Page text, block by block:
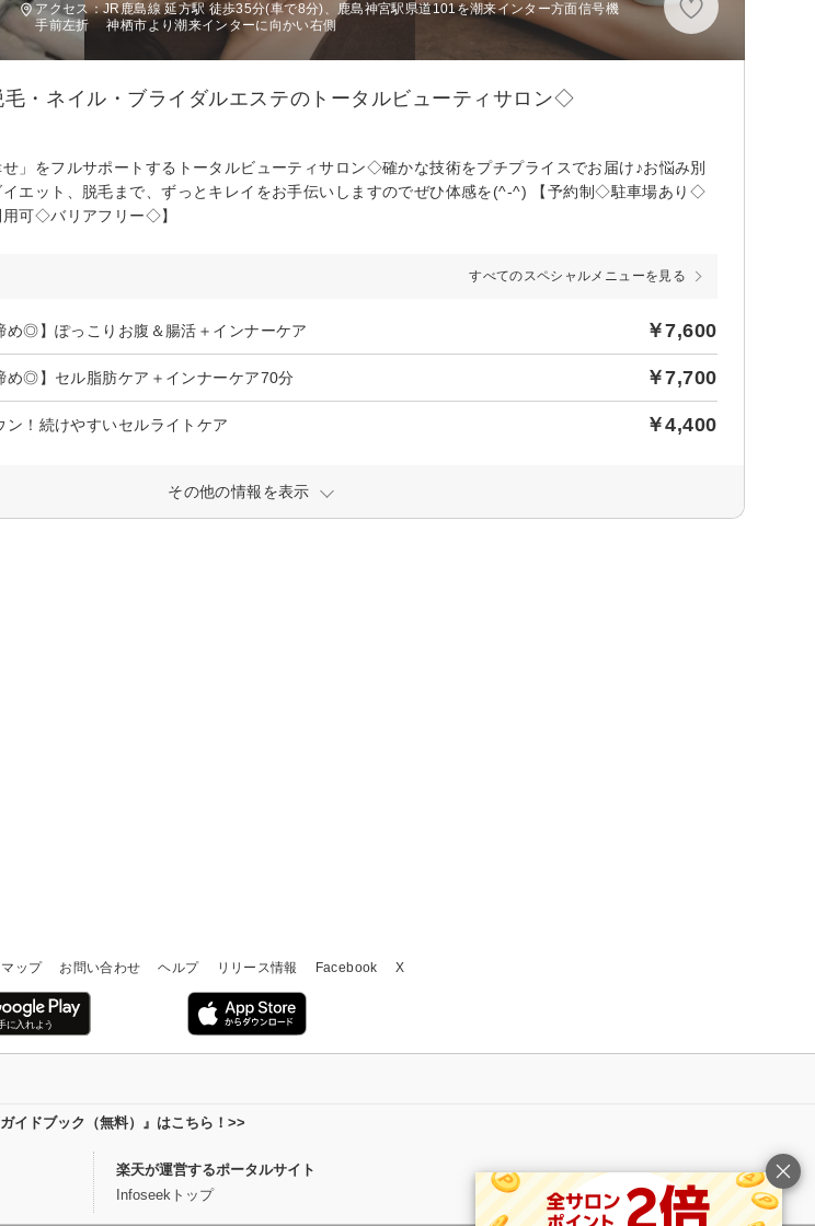
アクセス：JR鹿島線 延方駅 徒歩35分(車で8分)、鹿島神宮駅県道101を潮来インター方面信号機
手前左折 神栖市より潮来インターに向かい右側
毛・ネイル・ブライダルエステのトータルビューティサロン◇
」をフルサポートするトータルビューティサロン◇確かな技術をプチプライスでお届け♪お悩み別
エット、脱毛まで、ずっとキレイをお手伝いしますのでぜひ体感を(^-^) 【予約制◇駐車場あり◇
用可◇バリアフリー◇】
すべてのスペシャルメニューを見る
め◎】ぽっこりお腹＆腸活＋インナーケア ￥7,600
め◎】セル脂肪ケア＋インナーケア70分 ￥7,700
ン！続けやすいセルライトケア ￥4,400
その他の情報を表示
ップ お問い合わせ ヘルプ リリース情報 Facebook X
イドブック（無料）』はこちら！>>
楽天が運営するポータルサイト
Infoseekトップ